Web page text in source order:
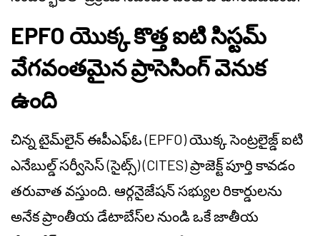
EPFO యొక్క కొత్త ఐటి సిస్టమ్
వేగవంతమైన ప్రాసెసింగ్ వెనుక
ఉంది
చిన్న టైమ్‌లైన్ ఈపీఎఫ్ఓ (EPFO) యొక్క సెంట్రలైజ్డ్ ఐటి
ఎనేబుల్డ్ సర్వీసెస్ (సైట్స్) (CITES) ప్రాజెక్ట్ పూర్తి కావడం
తరువాత వస్తుంది. ఆర్గనైజేషన్ సభ్యుల రికార్డులను
అనేక ప్రాంతీయ డేటాబేస్‌ల నుండి ఒకే జాతీయ